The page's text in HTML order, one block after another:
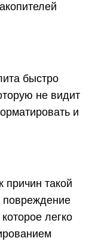
быстро
не видит
и
причин такой
повреждение
легко